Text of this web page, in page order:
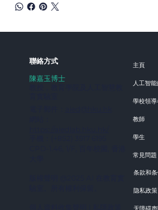
​聯絡方式
陳嘉玉博士
主頁
人工智
學校領導
教師
學生
常見問題
条款和
隐私政策